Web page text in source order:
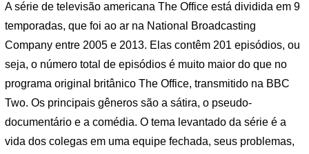
A série de televisão americana The Office está dividida em 9
temporadas, que foi ao ar na National Broadcasting
Company entre 2005 e 2013. Elas contêm 201 episódios, ou
seja, o número total de episódios é muito maior do que no
programa original britânico The Office, transmitido na BBC
Two. Os principais gêneros são a sátira, o pseudo-
documentário e a comédia. O tema levantado da série é a
vida dos colegas em uma equipe fechada, seus problemas,